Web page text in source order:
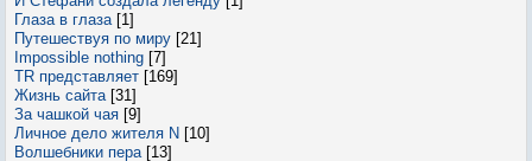
Глаза в глаза [1]
Путешествуя по миру [21]
Impossible nothing [7]
TR представляет [169]
Жизнь сайта [31]
За чашкой чая [9]
Личное дело жителя N [10]
Волшебники пера [13]